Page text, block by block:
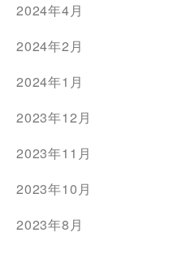
2024年4月
2024年2月
2024年1月
2023年12月
2023年11月
2023年10月
2023年8月